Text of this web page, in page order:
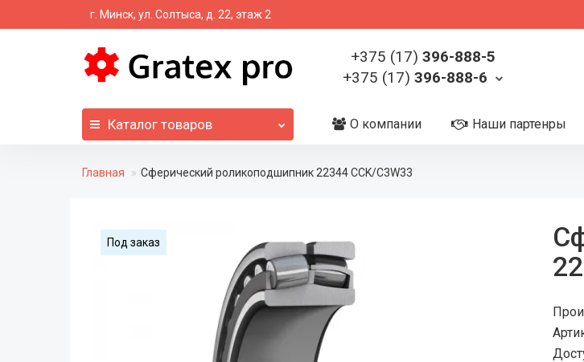
г. Минск, ул. Солтыса, д. 22, этаж 2
+375 (17) 396-888-5
+375 (17) 396-888-6
Каталог товаров О компании Наши партенры
Главная Сферический роликоподшипник 22344 CCK/C3W33
Под заказ